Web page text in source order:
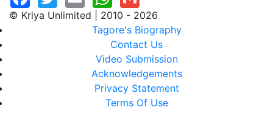
© Kriya Unlimited | 2010 - 2026
Tagore's Biography
Contact Us
Video Submission
Acknowledgements
Privacy Statement
Terms Of Use